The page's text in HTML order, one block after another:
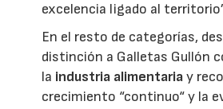
excelencia ligado al
En el resto de categorías,
distinción a Galletas Gullón
la industria alimentariay
crecimiento “continuo“ y la